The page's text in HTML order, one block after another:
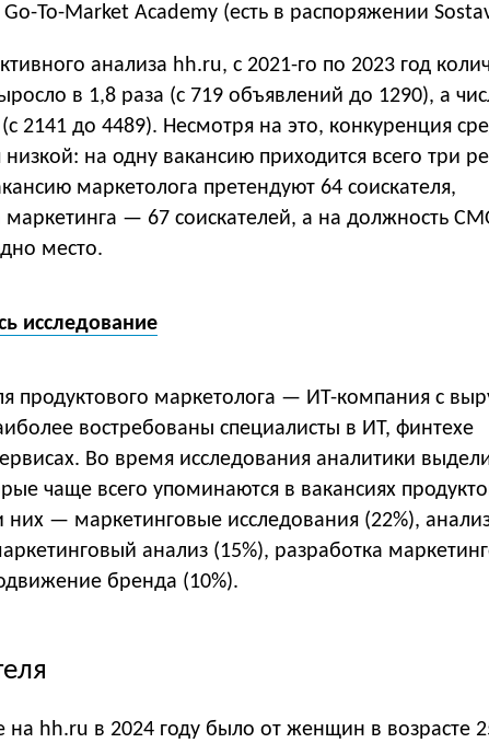
To-Market Academy (есть в распоряжении
анализа hh.ru, с 2021-го по 2023 год
в 1,8 раза (с 719 объявлений до 1290), а
2141 до 4489). Несмотря на это, конкуренция
низкой: на одну вакансию приходится всего три
маркетолога претендуют 64 соискателя,
маркетинга — 67 соискателей, а на должность
место.
исследование
продуктового маркетолога — ИТ-компания с
востребованы специалисты в ИТ, финтехе
Во время исследования аналитики
чаще всего упоминаются в вакансиях
них — маркетинговые исследования (22%),
анализ (15%), разработка
бренда (10%).
hh.ru в 2024 году было от женщин в возрасте